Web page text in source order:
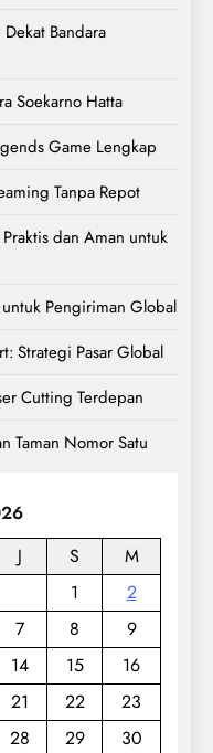
Bandara
Soekarno Hatta
Game Lengkap
Tanpa Repot
dan Aman untuk
Pengiriman Global
Strategi Pasar Global
Cutting Terdepan
Taman Nomor Satu
J S
M
1
2
7 8
9
14 15
16
21 22
23
28 29 30